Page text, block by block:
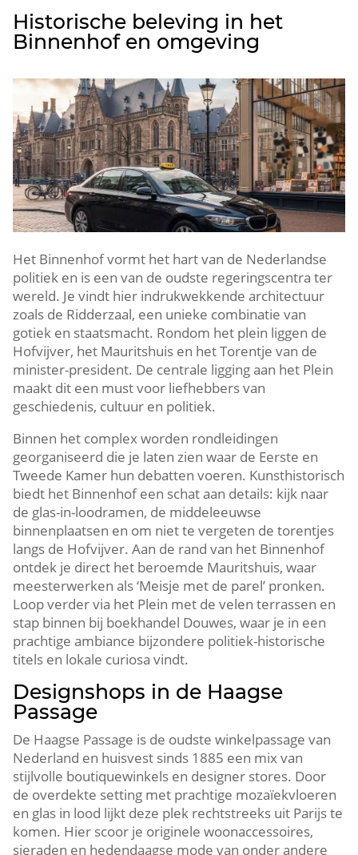
Historische beleving in het
Binnenhof en omgeving
Het Binnenhof vormt het hart van de Nederlandse
politiek en is een van de oudste regeringscentra ter
wereld.​ Je vindt hier indrukwekkende architectuur
zoals de Ridderzaal, een unieke combinatie van
gotiek en staatsmacht.​ Rondom het plein liggen de
Hofvijver, het Mauritshuis en het Torentje van de
minister-president.​ De centrale ligging aan het Plein
maakt dit een must voor liefhebbers van
geschiedenis, cultuur en politiek.​
Binnen het complex worden rondleidingen
georganiseerd die je laten zien waar de Eerste en
Tweede Kamer hun debatten voeren.​ Kunsthistorisch
biedt het Binnenhof een schat aan details: kijk naar
de glas-in-loodramen, de middeleeuwse
binnenplaatsen en om niet te vergeten de torentjes
langs de Hofvijver.​ Aan de rand van het Binnenhof
ontdek je direct het beroemde Mauritshuis, waar
meesterwerken als ‘Meisje met de parel’ pronken.​
Loop verder via het Plein met de velen terrassen en
stap binnen bij boekhandel Douwes, waar je in een
prachtige ambiance bijzondere politiek-historische
titels en lokale curiosa vindt.​
Designshops in de Haagse
Passage
De Haagse Passage is de oudste winkelpassage van
Nederland en huisvest sinds 1885 een mix van
stijlvolle boutiquewinkels en designer stores.​ Door
de overdekte setting met prachtige mozaïekvloeren
en glas in lood lijkt deze plek rechtstreeks uit Parijs te
komen.​ Hier scoor je originele woonaccessoires,
sieraden en hedendaagse mode van onder andere